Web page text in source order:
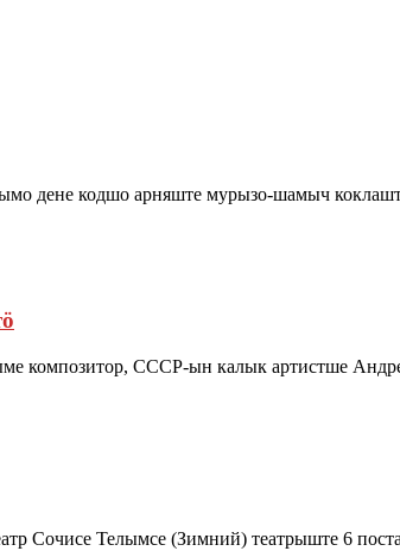
дене кодшо арняште мурызо-шамыч
композитор, СССР-ын калык артистше
Сочисе Телымсе (Зимний) театрыште 6